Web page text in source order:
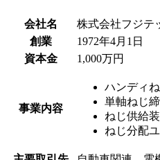
会社名
株式会社フジテ
創業
1972年4月1日
資本金
1,000万円
事業内容
ハンディ
単軸ねじ
ねじ供給
ねじ分配